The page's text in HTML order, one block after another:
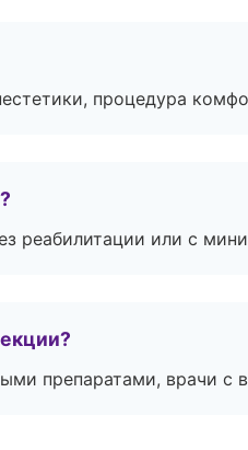
процедура
реабилитации или с
препаратами, врачи